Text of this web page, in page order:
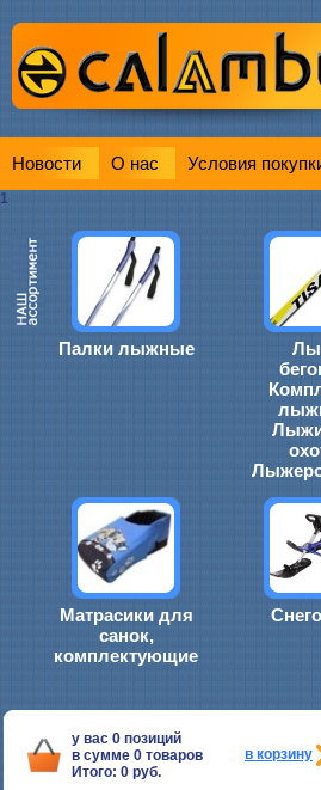
Новости О нас Условия
1
Палки лыжные
Матрасики для
санок,
комплектующие
у вас 0 позиций
в сумме 0 товаров
Итого: 0 руб.
в корзину